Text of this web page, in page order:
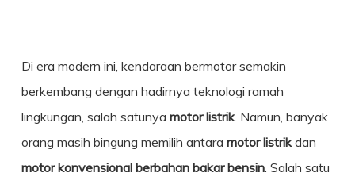
Di era modern ini, kendaraan bermotor semakin
berkembang dengan hadirnya teknologi ramah
lingkungan, salah satunya motor listrik. Namun, banyak
orang masih bingung memilih antara motor listrikdan
motor konvensional berbahan bakar bensin. Salah satu